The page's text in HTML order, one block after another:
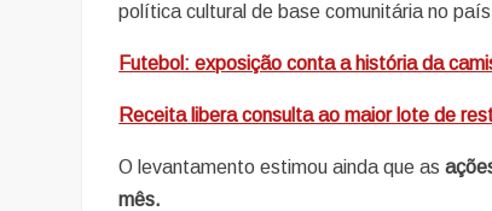
política cultural de base comunitária no
Futebol: exposição conta a história da
Receita libera consulta ao maior lote de
O levantamento estimou ainda que as
mês.